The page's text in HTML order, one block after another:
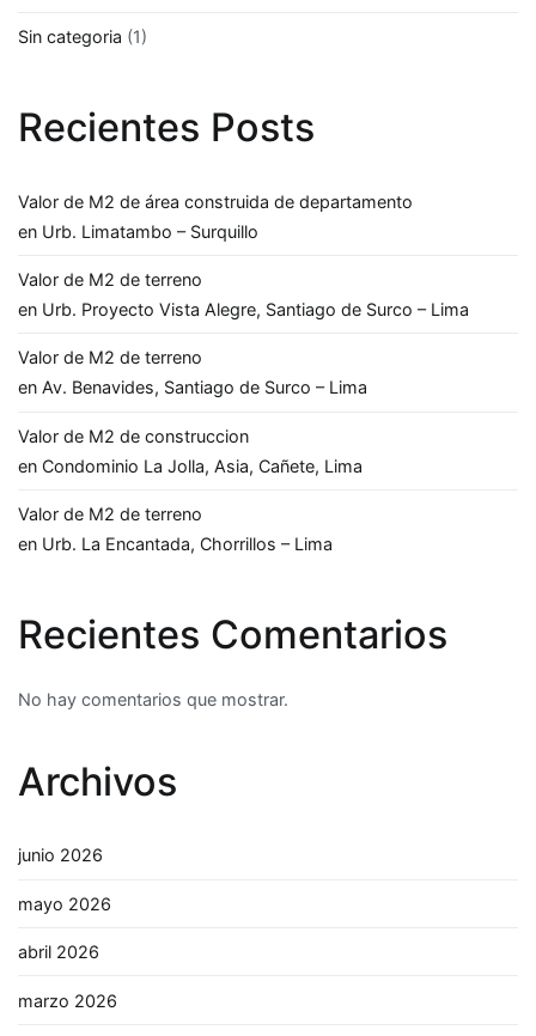
Sin categoria (1)
Recientes Posts
Valor de M2 de área construida de departamento
en Urb. Limatambo – Surquillo
Valor de M2 de terreno
en Urb. Proyecto Vista Alegre, Santiago de Surco – Lima
Valor de M2 de terreno
en Av. Benavides, Santiago de Surco – Lima
Valor de M2 de construccion
en Condominio La Jolla, Asia, Cañete, Lima
Valor de M2 de terreno
en Urb. La Encantada, Chorrillos – Lima
Recientes Comentarios
No hay comentarios que mostrar.
Archivos
junio 2026
mayo 2026
abril 2026
marzo 2026